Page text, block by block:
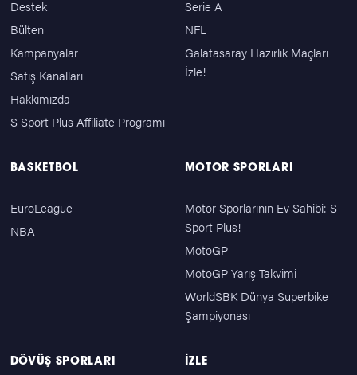
Destek
Bülten
Kampanyalar
Satış Kanalları
Hakkımızda
S Sport Plus Affiliate Programı
Serie A
NFL
Galatasaray Hazırlık Maçları
İzle!
BASKETBOL
EuroLeague
NBA
MOTOR SPORLARI
Motor Sporlarının Ev Sahibi: S
Sport Plus!
MotoGP
MotoGP Yarış Takvimi
WorldSBK Dünya Superbike
Şampiyonası
DÖVÜŞ SPORLARI İZLE